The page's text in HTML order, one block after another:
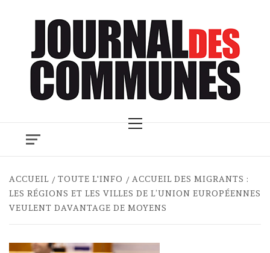
Menu
ACCUEIL TOUTE L'INFO
ACCUEIL DES MIGRANTS :
LES RÉGIONS ET LES VILLES DE L’UNION EUROPÉENNES
VEULENT DAVANTAGE DE MOYENS